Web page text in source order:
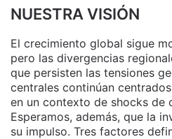
NUESTRA VISIÓN
El crecimiento global sigue
pero las divergencias
que persisten las tensiones
centrales continúan
en un contexto de shocks de
Esperamos, además, que la
su impulso. Tres factores